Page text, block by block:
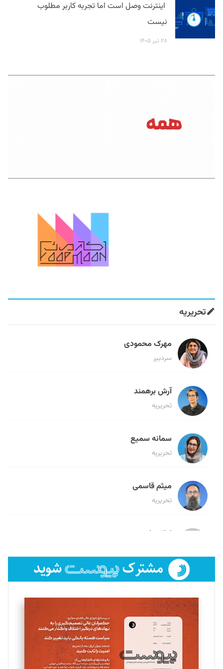
اینترنت وصل است اما تجربه کاربر مطلوب
نیست
۲۸ تیر ۱۴۰۵
تحریریه
مهرک محمودی
سردبیر
آرش برهمند
تحریریه
سمانه سمیع
تحریریه
میثم قاسمی
تحریریه
لیلا حنارود
فائزه فتحی رستمی
تحریریه
سروش کرمیان
تحریریه